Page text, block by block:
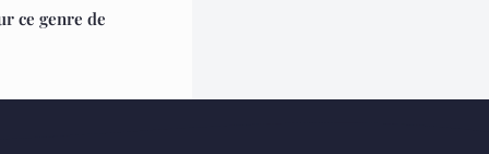
ce genre de